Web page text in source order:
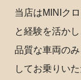
当店はMINIク
と経験を活か
品質な車両の
してお乗りい